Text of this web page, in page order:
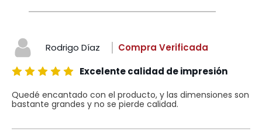
Rodrigo Díaz
Compra Verificada
Excelente calidad de impresión
Quedé encantado con el producto, y las dimensiones son
bastante grandes y no se pierde calidad.